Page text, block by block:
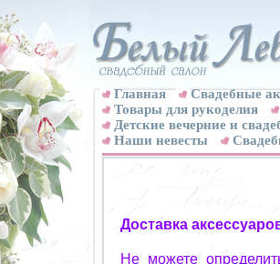
Главная
Свадебные
Товары для рукоделия
Детские вечерние и
Наши невесты
Доставка
Не можете